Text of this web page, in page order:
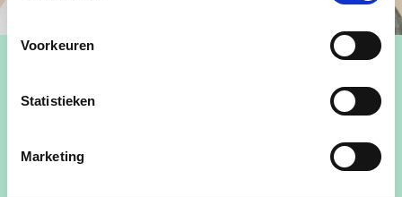
Voorkeuren
Statistieken
Marketing